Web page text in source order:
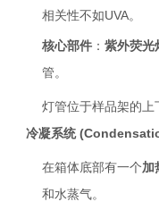
相关性不如UVA。
核心部件 ：紫外荧光
管。
灯管位于样品架的上
冷凝系统
在箱体底部有一个加
和水蒸气。